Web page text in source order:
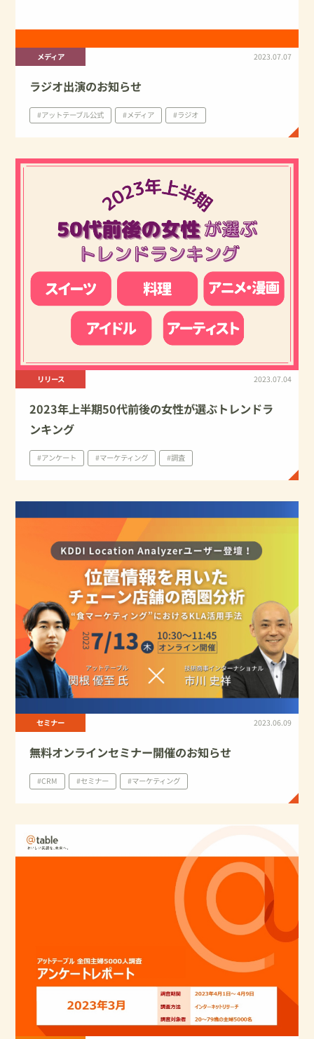
メディア 2023.07.07
ラジオ出演のお知らせ
#アットテーブル公式 #メディア #ラジオ
リリース 2023.07.04
2023年上半期50代前後の⼥性が選ぶトレンドラ
ンキング
#アンケート #マーケティング #調査
セミナー 2023.06.09
無料オンラインセミナー開催のお知らせ
#CRM #セミナー #マーケティング